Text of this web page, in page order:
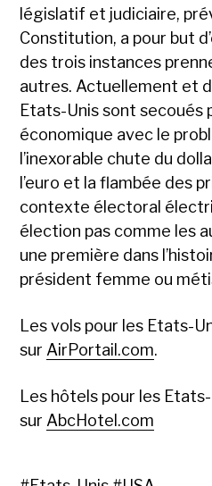
législatif et judiciaire,
Constitution, a pour but
des trois instances
autres. Actuellement et
Etats-Unis sont secoués
économique avec le
l’inexorable chute du
l’euro et la flambée des
contexte électoral
élection pas comme les
une première dans
président femme ou
Les vols pour les Etats-
sur AirPortail.com.
Les hôtels pour les
sur AbcHotel.com